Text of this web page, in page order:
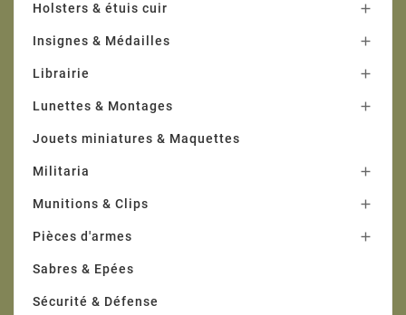
Holsters & étuis cuir 
Insignes & Médailles 
Librairie 
Lunettes & Montages 
Jouets miniatures & Maquettes
Militaria 
Munitions & Clips 
Pièces d'armes 
Sabres & Epées
Sécurité & Défense